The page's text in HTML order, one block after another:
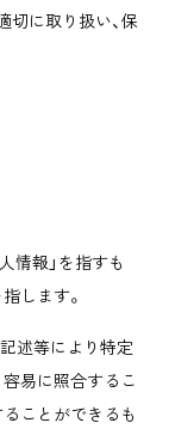
切に取り扱い、保
情報」を指すも
します。
記述等により特定
易に照合するこ
ことができるも